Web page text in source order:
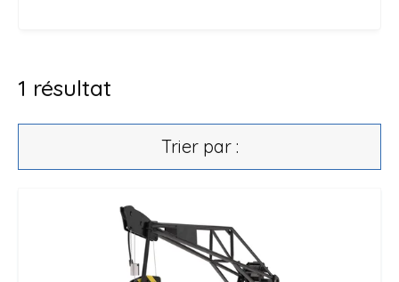
1 résultat
Trier par :